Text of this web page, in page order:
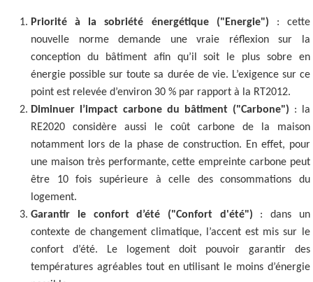
Priorité à la sobriété énergétique ("Energie") : cette
nouvelle norme demande une vraie réflexion sur la
conception du bâtiment afin qu’il soit le plus sobre en
énergie possible sur toute sa durée de vie. L’exigence sur ce
point est relevée d’environ 30 % par rapport à la RT2012.
Diminuer l’impact carbone du bâtiment ("Carbone") : la
RE2020 considère aussi le coût carbone de la maison
notamment lors de la phase de construction. En effet, pour
une maison très performante, cette empreinte carbone peut
être 10 fois supérieure à celle des consommations du
logement.
Garantir le confort d’été ("Confort d'été") : dans un
contexte de changement climatique, l’accent est mis sur le
confort d’été. Le logement doit pouvoir garantir des
températures agréables tout en utilisant le moins d’énergie